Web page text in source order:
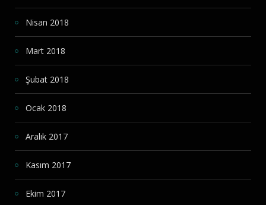
Nisan 2018
Mart 2018
Şubat 2018
Ocak 2018
Aralık 2017
Kasım 2017
Ekim 2017